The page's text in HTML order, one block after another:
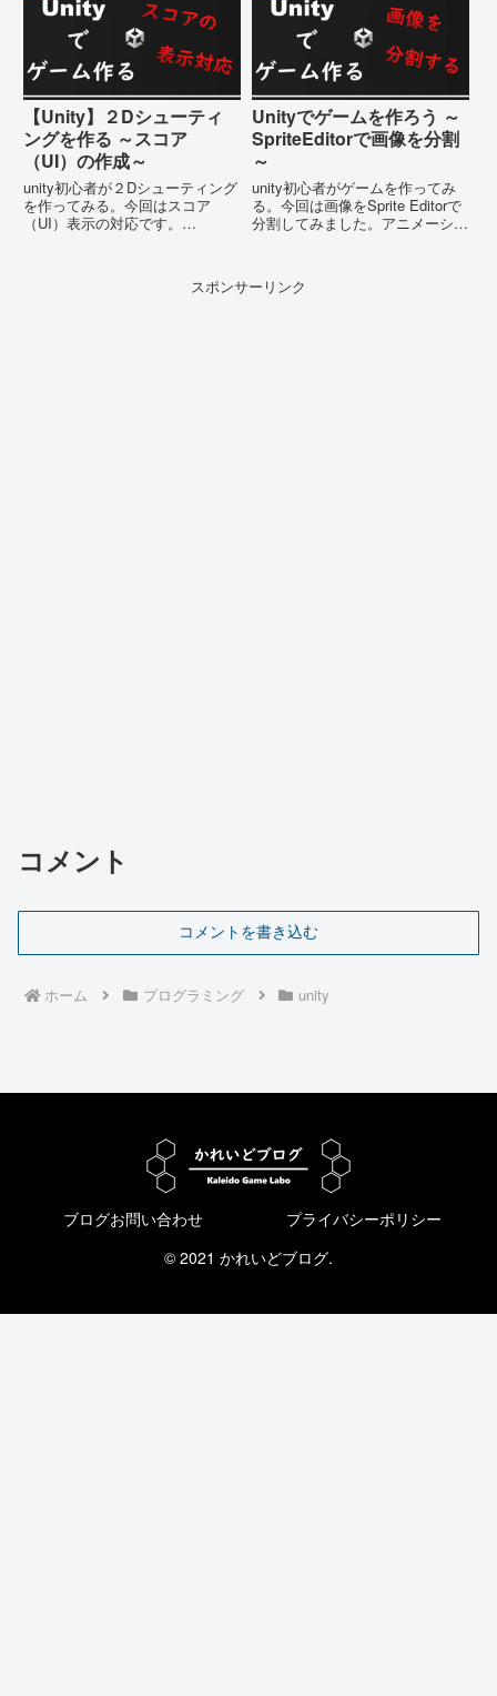
【Unity】２Dシューティ
ングを作る ～スコア
（UI）の作成～
unity初心者が２Dシューティング
を作ってみる。今回はスコア
（UI）表示の対応です。
Unityでゲームを作ろう ～
SpriteEditorで画像を分割
～
unity初心者がゲームを作ってみ
る。今回は画像をSprite Editorで
分割してみました。アニメーショ
スポンサーリンク
コメント
コメントを書き込む
ホーム プログラミング unity
ブログお問い合わせ
プライバシーポリシー
© 2021 かれいどブログ.